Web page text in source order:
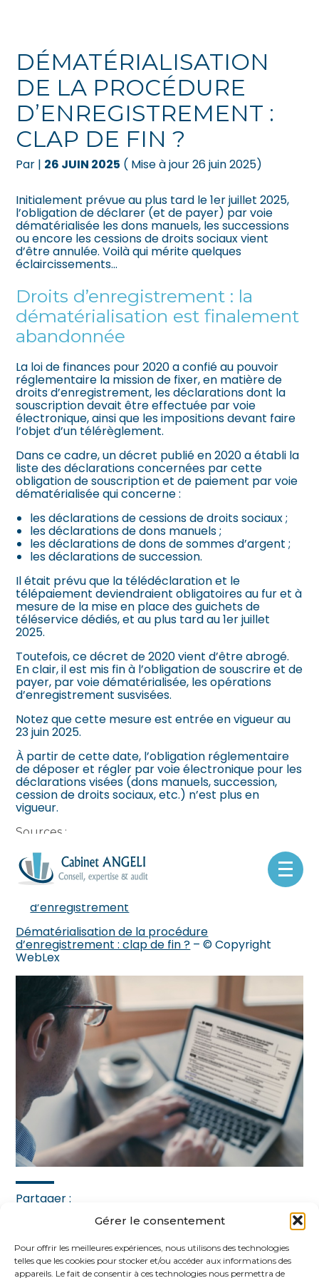
Gérer le consentement
Pour offrir les meilleures expériences, nous utilisons des technologies
telles que les cookies pour stocker et/ou accéder aux informations des
appareils. Le fait de consentir à ces technologies nous permettra de
Aller
au
Gérer votre quotidien
Piloter votre entreprise
Développer votre entreprise
Être prêt pour la facturation
électronique
Suivre votre comptabilité
Gérer vos ressources humaines
Dématérialiser vos documents
DÉMATÉRIALISATION
DE LA PROCÉDURE
D’ENREGISTREMENT :
CLAP DE FIN ?
Par | 26 JUIN 2025 ( Mise à jour 26 juin 2025)
Initialement prévue au plus tard le 1er juillet 2025,
l’obligation de déclarer (et de payer) par voie
dématérialisée les dons manuels, les successions
ou encore les cessions de droits sociaux vient
d’être annulée. Voilà qui mérite quelques
éclaircissements…
Droits d’enregistrement : la
dématérialisation est finalement
abandonnée
La loi de finances pour 2020 a confié au pouvoir
réglementaire la mission de fixer, en matière de
droits d’enregistrement, les déclarations dont la
souscription devait être effectuée par voie
électronique, ainsi que les impositions devant faire
l’objet d’un télérèglement.
Dans ce cadre, un décret publié en 2020 a établi la
liste des déclarations concernées par cette
obligation de souscription et de paiement par voie
dématérialisée qui concerne :
les déclarations de cessions de droits sociaux ;
les déclarations de dons manuels ;
les déclarations de dons de sommes d’argent ;
les déclarations de succession.
Il était prévu que la télédéclaration et le
télépaiement deviendraient obligatoires au fur et à
mesure de la mise en place des guichets de
téléservice dédiés, et au plus tard au 1er juillet
2025.
Toutefois, ce décret de 2020 vient d’être abrogé.
En clair, il est mis fin à l’obligation de souscrire et de
payer, par voie dématérialisée, les opérations
d’enregistrement susvisées.
Notez que cette mesure est entrée en vigueur au
23 juin 2025.
À partir de cette date, l’obligation réglementaire
de déposer et régler par voie électronique pour les
déclarations visées (dons manuels, succession,
cession de droits sociaux, etc.) n’est plus en
vigueur.
Sources :
Décret no 2025-561 du 30 mai 2025 abrogeant
le décret no 2020-772 du 24 juin 2020 relatif à
l’obligation de souscription et de paiement par
d’enregistrement
Dématérialisation de la procédure
d’enregistrement : clap de fin ? – © Copyright
WebLex
Partager :
FaceBook
TwitterLinkedIn